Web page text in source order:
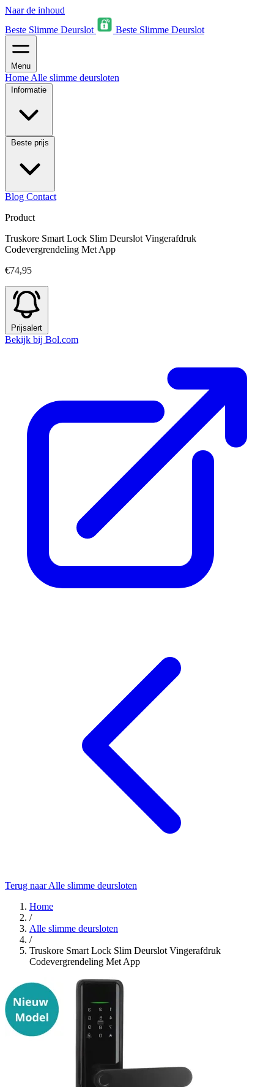
Naar de inhoud
Beste Slimme Deurslot
Beste Slimme Deurslot
Menu
Home Alle slimme deursloten
Informatie
Beste prijs
Blog Contact
Product
Truskore Smart Lock Slim Deurslot Vingerafdruk
Codevergrendeling Met App
€74,95
Prijsalert
Bekijk bij Bol.com
Terug naar Alle slimme deursloten
Home
/
Alle slimme deursloten
/
Truskore Smart Lock Slim Deurslot Vingerafdruk
Codevergrendeling Met App